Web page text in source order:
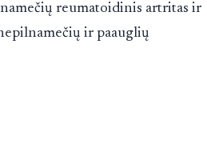
reumatoidinis artritas ir
ir paauglių